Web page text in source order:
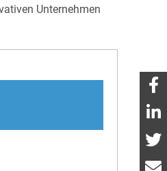
Unternehmen